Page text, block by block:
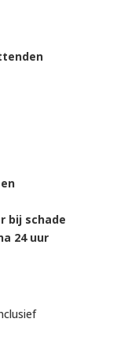
bij schade
24 uur